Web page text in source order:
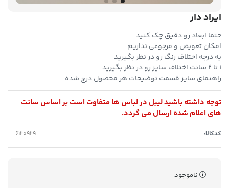
ایراد دار
حتما ابعاد رو دقیق چک کنید
امکان تعویض و مرجوعی نداریم
یه درجه اختلاف رنگ رو در نظر بگیرید
۱ تا ۲ سانت اختلاف سایز رو در نظر بگیرید
راهنمای سایز قسمت توضیحات هر محصول درج شده
توجه داشته باشید لیبل در لباس ها متفاوت است بر اساس سانت
های اعلام شده ارسال می گردد.
کدکالا:
ناموجود